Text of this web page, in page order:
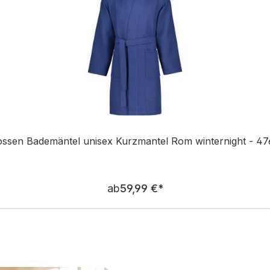
Bademäntel unisex Kurzmantel Rom winternight -
Regulärer Preis:
ab59,99 €*